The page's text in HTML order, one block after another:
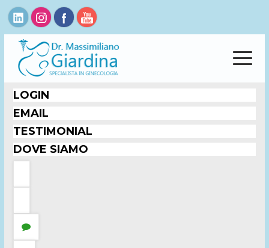
LOGIN
EMAIL
TESTIMONIAL
DOVE SIAMO